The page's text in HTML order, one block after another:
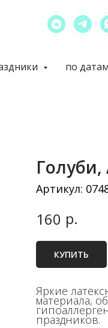
по датам
Голуби,
Артикул:
160 р.
КУПИТЬ
Яркие
материала,
праздников.